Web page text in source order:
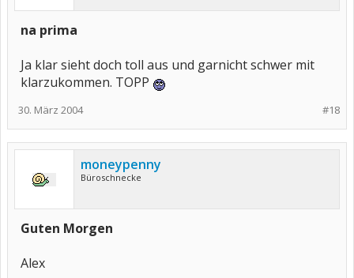
na prima
Ja klar sieht doch toll aus und garnicht schwer mit
klarzukommen. TOPP
#18
30. März 2004
moneypenny
Büroschnecke
Guten Morgen
Alex